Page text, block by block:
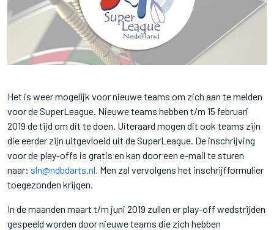
Het is weer mogelijk voor nieuwe teams om zich aan te melden
voor de SuperLeague. Nieuwe teams hebben t/m 15 februari
2019 de tijd om dit te doen. Uiteraard mogen dit ook teams zijn
die eerder zijn uitgevloeid uit de SuperLeague. De inschrijving
voor de play-offs is gratis en kan door een e-mail te sturen
naar: sln@ndbdarts.nl. Men zal vervolgens het inschrijfformulier
toegezonden krijgen.
In de maanden maart t/m juni 2019 zullen er play-off wedstrijden
gespeeld worden door nieuwe teams die zich hebben